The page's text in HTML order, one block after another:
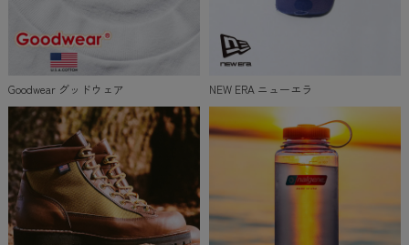
Goodwear グッドウェア NEW ERA ニューエラ